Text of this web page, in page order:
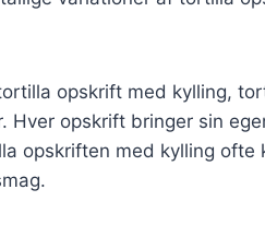
opskrift med kylling,
opskrift bringer sin
opskriften med kylling ofte